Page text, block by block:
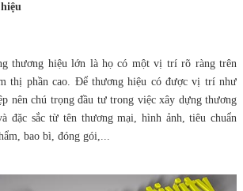
thương hiệu lớn là họ có một vị trí rõ ràng trên
thị phần cao. Để thương hiệu có được vị trí như
nên chú trọng đầu tư trong việc xây dựng thương
đặc sắc từ tên thương mại, hình ảnh, tiêu chuẩn
bao bì, đóng gói,...